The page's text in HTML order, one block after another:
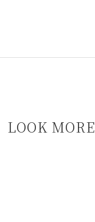
LOOK MORE